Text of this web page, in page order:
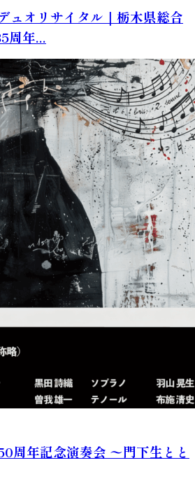
ュオリサイタル｜栃木県総合
周年...
周年記念演奏会 〜門下生とと